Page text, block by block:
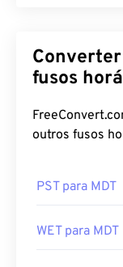
fusos
outros fusos
PST para MDT
WET para MDT